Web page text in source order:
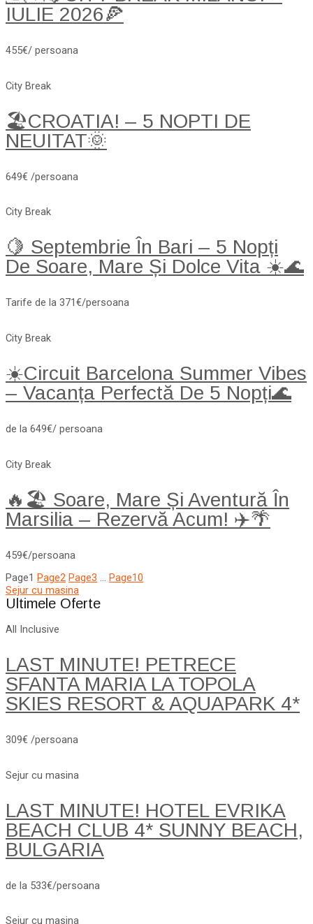
IULIE 2026🍕
455€/ persoana
City Break
🏖️CROATIA! – 5 NOPTI DE
NEUITAT🌞
649€ /persoana
City Break
🍋 Septembrie În Bari – 5 Nopți
De Soare, Mare Și Dolce Vita ☀️🌊
Tarife de la 371€/persoana
City Break
☀️Circuit Barcelona Summer Vibes
– Vacanța Perfectă De 5 Nopți🌊
de la 649€/ persoana
City Break
🔥🏖️ Soare, Mare Și Aventură În
Marsilia – Rezervă Acum! ✈️🌴
459€/persoana
Page1 Page2 Page3 … Page10
Sejur cu masina
Ultimele Oferte
All Inclusive
LAST MINUTE! PETRECE
SFANTA MARIA LA TOPOLA
SKIES RESORT & AQUAPARK 4*
309€ /persoana
Sejur cu masina
LAST MINUTE! HOTEL EVRIKA
BEACH CLUB 4* SUNNY BEACH,
BULGARIA
de la 533€/persoana
Sejur cu masina